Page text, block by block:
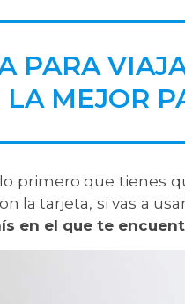
PARA
LA MEJOR
primero que tienes
la tarjeta, si vas a
en el que te